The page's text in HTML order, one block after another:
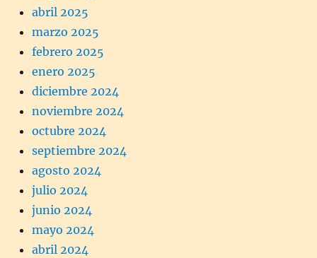
abril 2025
marzo 2025
febrero 2025
enero 2025
diciembre 2024
noviembre 2024
octubre 2024
septiembre 2024
agosto 2024
julio 2024
junio 2024
mayo 2024
abril 2024